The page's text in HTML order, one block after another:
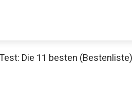
Die 11 besten (Bestenliste)